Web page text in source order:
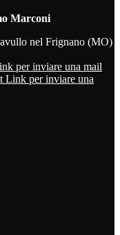
Marconi
nel Frignano (MO)
per inviare una mail
Link per inviare una